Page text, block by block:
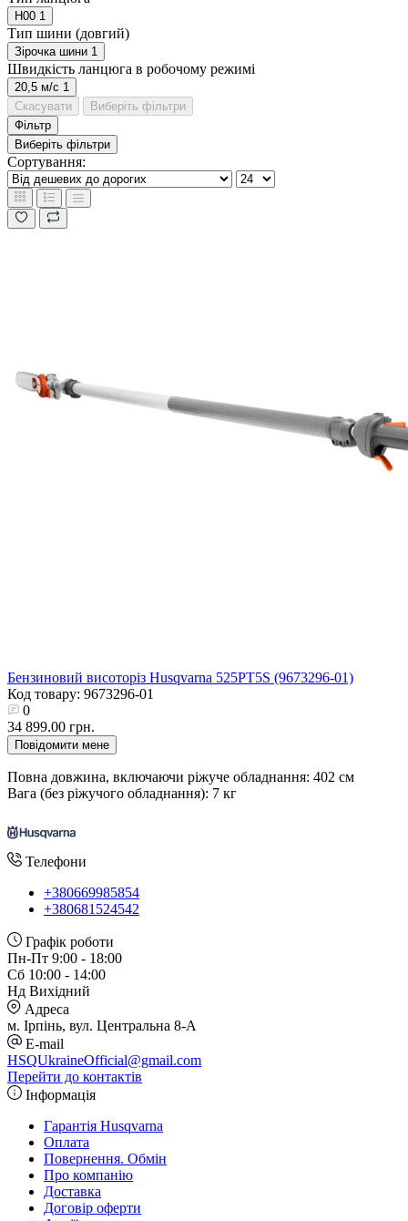
H00 1
Тип шини (довгий)
Зірочка шини 1
Швидкість ланцюга в робочому режимі
20,5 м/с 1
Скасувати
Виберіть фільтри
Фільтр
Виберіть фільтри
Сортування:
Бензиновий висоторіз Husqvarna 525PT5S (9673296-01)
Код товару: 9673296-01
0
34 899.00 грн.
Повідомити мене
Повна довжина, включаючи ріжуче обладнання: 402 см
Вага (без ріжучого обладнання): 7 кг
Телефони
+380669985854
+380681524542
Графік роботи
Пн-Пт 9:00 - 18:00
Сб 10:00 - 14:00
Нд Вихідний
Адреса
м. Ірпінь, вул. Центральна 8-А
E-mail
HSQUkraineOfficial@gmail.com
Перейти до контактів
Інформація
Гарантія Husqvarna
Оплата
Повернення. Обмін
Про компанію
Доставка
Договір оферти